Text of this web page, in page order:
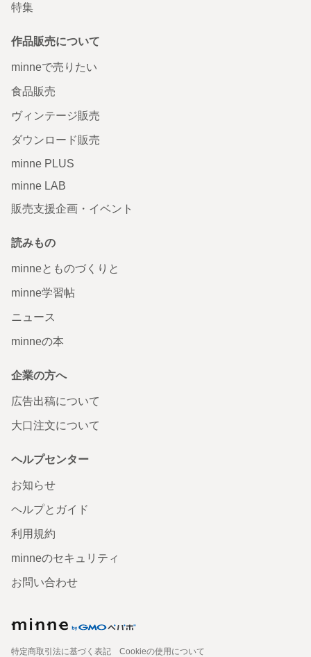
特集
作品販売について
minneで売りたい
食品販売
ヴィンテージ販売
ダウンロード販売
minne PLUS
minne LAB
販売支援企画・イベント
読みもの
minneとものづくりと
minne学習帖
ニュース
minneの本
企業の方へ
広告出稿について
大口注文について
ヘルプセンター
お知らせ
ヘルプとガイド
利用規約
minneのセキュリティ
お問い合わせ
特定商取引法に基づく表記
Cookieの使用について